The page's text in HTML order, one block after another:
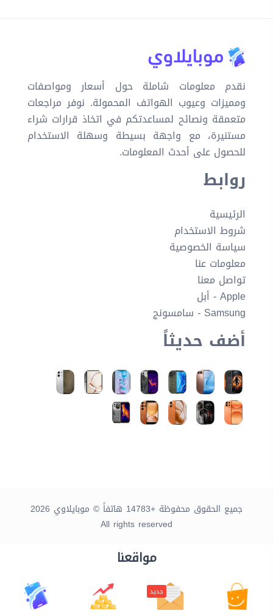
نقدم معلومات شاملة حول أسعار ومواصفات
ومميزات وعيوب الهواتف المحمولة. نوفر مراجعات
متعمقة ونصائح لمساعدتكم في اتخاذ قرارات شراء
مستنيرة، مع واجهة بسيطة وسهلة الاستخدام
للحصول على أحدث المعلومات.
روابط
الرئيسية
شروط الاستخدام
سياسة الخصوصية
معلومات عنا
تواصل معنا
Apple - أبل
Samsung - سامسونج
أضف حديثاً
جميع الحقوق محفوظة +14783 هاتفاً © موبايلاوي 2026
All rights reserved